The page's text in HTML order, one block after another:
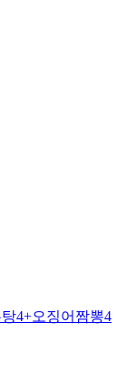
4+오징어짬뽕4